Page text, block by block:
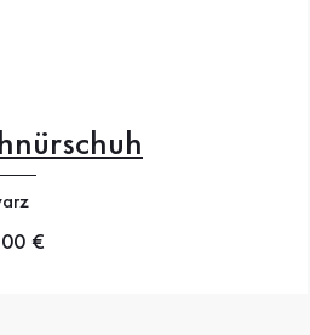
Preis
€